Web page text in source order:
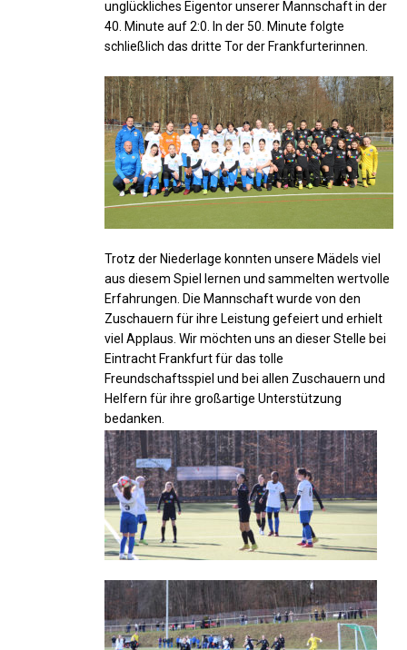
unglückliches Eigentor unserer Mannschaft in der
40. Minute auf 2:0. In der 50. Minute folgte
schließlich das dritte Tor der Frankfurterinnen.
Trotz der Niederlage konnten unsere Mädels viel
aus diesem Spiel lernen und sammelten wertvolle
Erfahrungen. Die Mannschaft wurde von den
Zuschauern für ihre Leistung gefeiert und erhielt
viel Applaus. Wir möchten uns an dieser Stelle bei
Eintracht Frankfurt für das tolle
Freundschaftsspiel und bei allen Zuschauern und
Helfern für ihre großartige Unterstützung
bedanken.